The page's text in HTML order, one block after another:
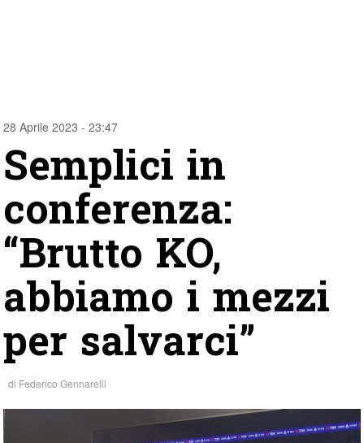
28 Aprile 2023 - 23:47
Semplici in
conferenza:
“Brutto KO,
abbiamo i mezzi
per salvarci”
di Federico Gennarelli